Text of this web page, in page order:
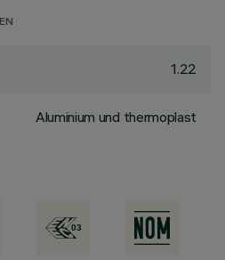
1.22
Aluminium und thermoplast